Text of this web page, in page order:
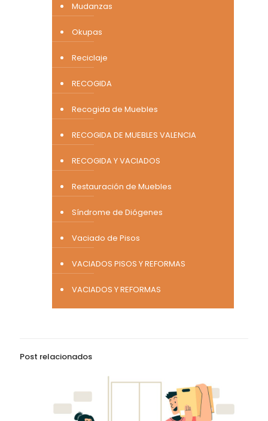
Mudanzas
Okupas
Reciclaje
RECOGIDA
Recogida de Muebles
RECOGIDA DE MUEBLES VALENCIA
RECOGIDA Y VACIADOS
Restauración de Muebles
Síndrome de Diógenes
Vaciado de Pisos
VACIADOS PISOS Y REFORMAS
VACIADOS Y REFORMAS
Post relacionados